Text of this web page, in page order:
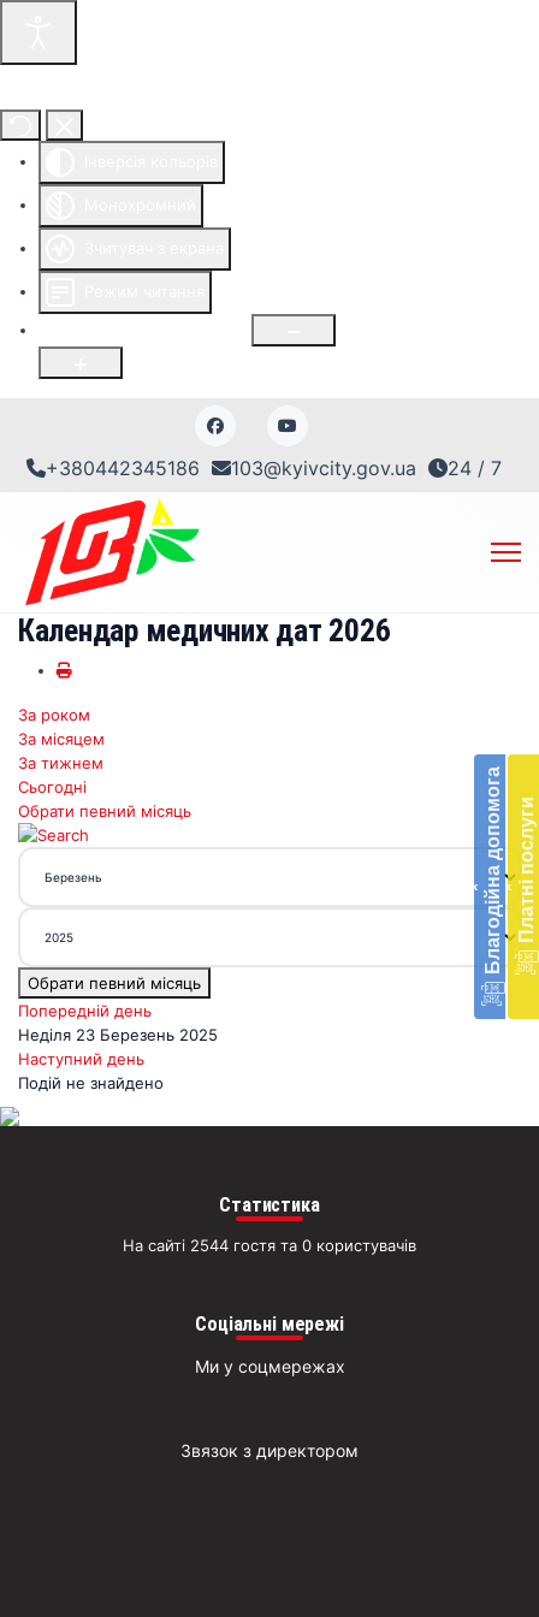
+380442345186 103@kyivcity.gov.ua 24 / 7
‹ Благодійна допомогав
‹ Платні послуги
Календар медичних дат 2026
За роком
За місяцем
За тижнем
Сьогодні
Обрати певний місяць
Обрати певний місяць
Попередній день
Неділя 23 Березень 2025
Наступний день
Подій не знайдено
Статистика
На сайті 2544 гостя та 0 користувачів
Соціальні мережі
Ми у соцмережах
Звязок з директором